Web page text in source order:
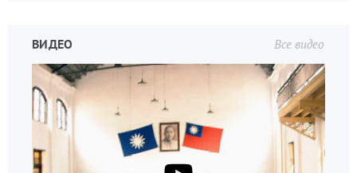
Все видео
ВИДЕО